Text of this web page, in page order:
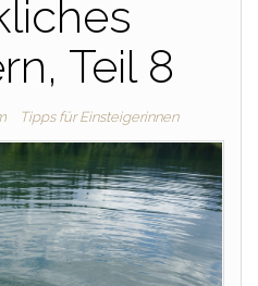
Teil 8
Tipps für Einsteigerinnen